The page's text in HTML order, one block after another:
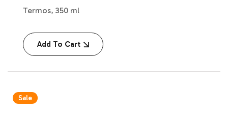
Termos, 350 ml
Add To Cart
Sale